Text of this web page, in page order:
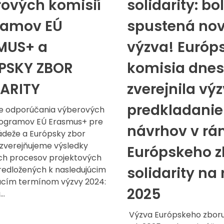
komisií
EÚ
a
ZBOR
odporúčania výberových
EÚ Erasmus+ pre
a Európsky zbor
výsledky
procesov projektových
k nasledujúcim
termínom výzvy 2024:
solidarity:
spustená
výzva!
komisia dnes
zverejnila
predkladanie
návrhov v
Európskeho
solidarity na
2025
Výzva Európskeho